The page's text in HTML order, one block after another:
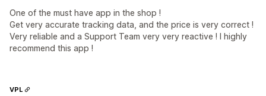
One of the must have app in the shop !
Get very accurate tracking data, and the price is very correct !
Very reliable and a Support Team very very reactive ! I highly
recommend this app !
VPL